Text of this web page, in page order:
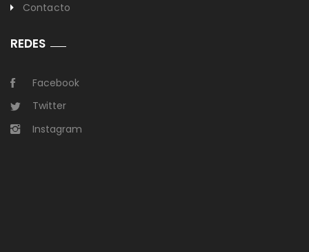
Contacto
REDES
Facebook
Twitter
Instagram